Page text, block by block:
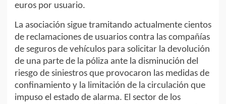
euros por usuario.
La asociación sigue tramitando actualmente cientos
de reclamaciones de usuarios contra las compañías
de seguros de vehículos para solicitar la devolución
de una parte de la póliza ante la disminución del
riesgo de siniestros que provocaron las medidas de
confinamiento y la limitación de la circulación que
impuso el estado de alarma. El sector de los